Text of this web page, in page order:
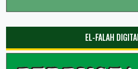
EL-FALAH